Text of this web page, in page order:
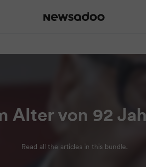
Alter von 92
Read all the articles in this bundle.